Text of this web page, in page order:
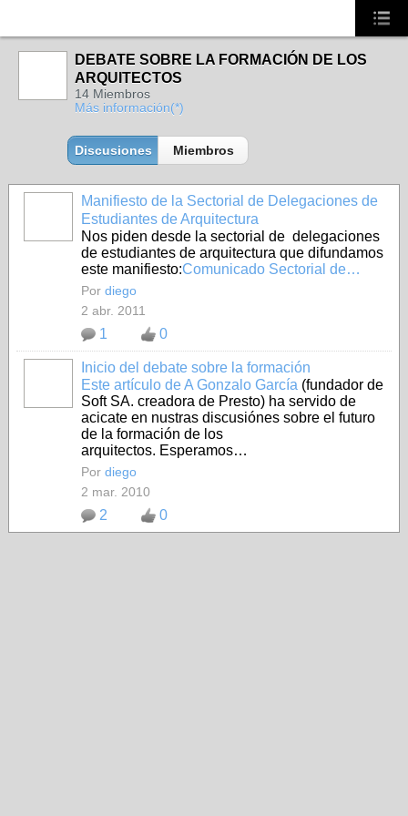
DEBATE SOBRE LA FORMACIÓN DE LOS
ARQUITECTOS
14 Miembros
Más información(*)
Discusiones Miembros
Manifiesto de la Sectorial de Delegaciones de
Estudiantes de Arquitectura
Nos piden desde la sectorial de delegaciones
de estudiantes de arquitectura que difundamos
este manifiesto:Comunicado Sectorial de…
Por diego
2 abr. 2011
1 0
Inicio del debate sobre la formación
Este artículo de A Gonzalo García (fundador de
Soft SA. creadora de Presto) ha servido de
acicate en nustras discusiónes sobre el futuro
de la formación de los
arquitectos. Esperamos…
Por diego
2 mar. 2010
2 0